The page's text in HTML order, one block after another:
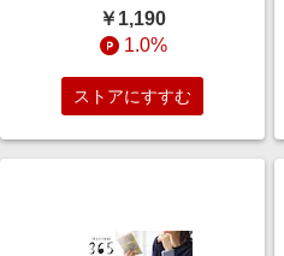
￥1,190
1.0%
ストアにすすむ